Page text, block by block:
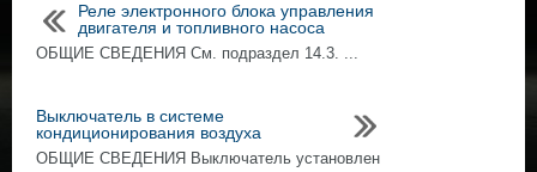
Реле электронного блока управления
двигателя и топливного насоса
ОБЩИЕ СВЕДЕНИЯ Cм. подраздел 14.3. ...
Выключатель в системе
кондиционирования воздуха
ОБЩИЕ СВЕДЕНИЯ Выключатель установлен